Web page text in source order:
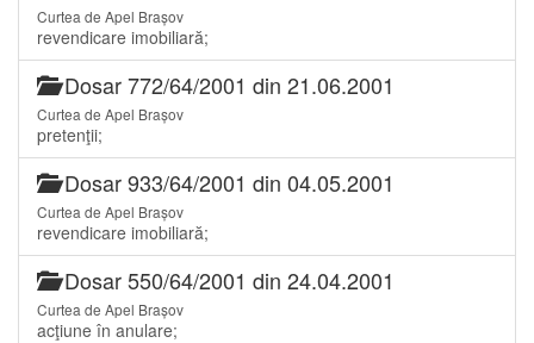
Curtea de Apel Brașov
revendicare imobiliară;
Dosar 772/64/2001 din 21.06.2001
Curtea de Apel Brașov
pretenţii;
Dosar 933/64/2001 din 04.05.2001
Curtea de Apel Brașov
revendicare imobiliară;
Dosar 550/64/2001 din 24.04.2001
Curtea de Apel Brașov
acţiune în anulare;